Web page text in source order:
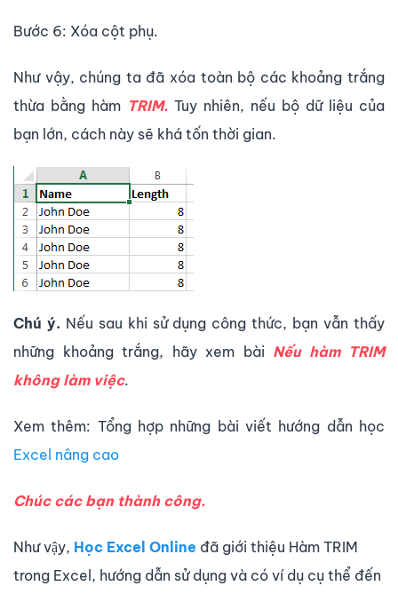
Bước 6: Xóa cột phụ.
Như vậy, chúng ta đã xóa toàn bộ các khoảng trắng
thừa bằng hàm TRIM. Tuy nhiên, nếu bộ dữ liệu của
bạn lớn, cách này sẽ khá tốn thời gian.
Chú ý. Nếu sau khi sử dụng công thức, bạn vẫn thấy
những khoảng trắng, hãy xem bài Nếu hàm TRIM
không làm việc.
Xem thêm: Tổng hợp những bài viết hướng dẫn học
Excel nâng cao
Chúc các bạn thành công.
Như vậy, Học Excel Online đã giới thiệu Hàm TRIM
trong Excel, hướng dẫn sử dụng và có ví dụ cụ thể đến